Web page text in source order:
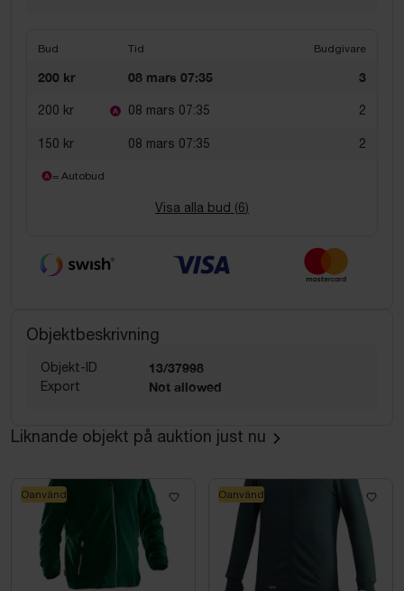
Bud Tid Budgivare
200 kr 08 mars 07:35 3
200 kr 08 mars 07:35 2
150 kr 08 mars 07:35 2
= Autobud
Visa alla bud (6)
Objektbeskrivning
Objekt-ID 13/37998
Export Not allowed
Liknande objekt på auktion just nu
Oanvänd Oanvänd